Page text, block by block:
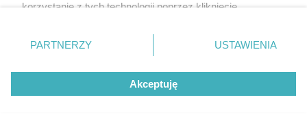
O nas
Informacje prawne
korzystanie z tych technologii poprzez kliknięcie
zmienić/wycofać klikając przycisk ustawień prywatności
znajdujący się w lewym dolnym rogu strony
rodzaje przetwarzania danych nie wymagają zgody
użytkownika, ale masz prawo sprzeciwić się takiemu
przetwarzaniu. Preferencje będą miały zastosowanie tylko
PARTNERZY USTAWIENIA
Akceptuję